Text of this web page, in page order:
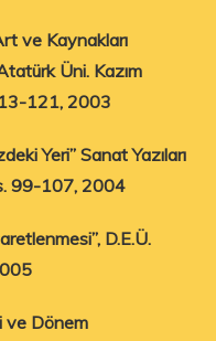
ve Kaynakları
Üni. Kazım
121, 2003
Yeri” Sanat Yazıları
s. 99-107, 2004
D.E.Ü.
ve Dönem